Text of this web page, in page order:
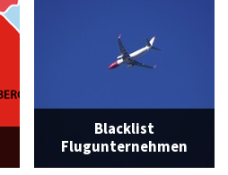
Blacklist
Flugunternehmen